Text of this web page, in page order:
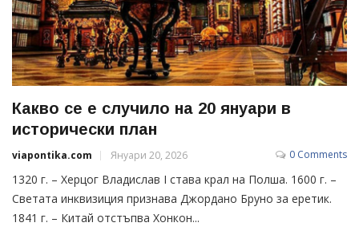
Какво се е случило на 20 януари в
исторически план
viapontika.com Януари 20, 2026 0 Comments
1320 г. – Херцог Владислав I става крал на Полша. 1600 г. –
Светата инквизиция признава Джордано Бруно за еретик.
1841 г. – Китай отстъпва Хонкон...